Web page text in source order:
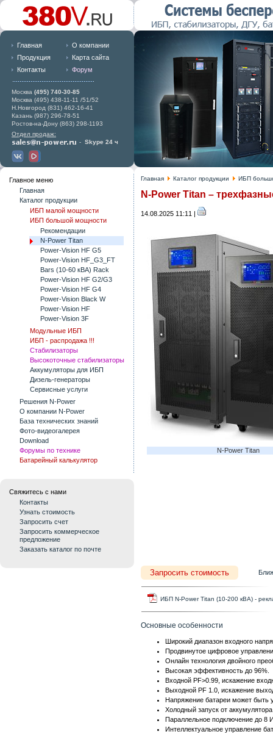
Главная
О компании
Продукция
Карта сайта
Контакты
Форум
Москва (495) 740-30-85
Москва (495) 438-11-11 /51/52
Н.Новгород (831) 462-16-41
Казань (987) 296-78-51
Ростов-на-Дону (863) 298-1193
Отдел продаж:
- Skype 24 ч
Главное меню
Главная
Каталог продукции
ИБП малой мощности
ИБП большой мощности
Рекомендации
N-Power Titan
Power-Vision HF G5
Power-Vision HF_G3_FT
Bars (10-60 кВА) Rack
Power-Vision HF G2/G3
Power-Vision HF G4
Power-Vision Black W
Power-Vision HF
Power-Vision 3F
Модульные ИБП
ИБП - распродажа !!!
Стабилизаторы
Высокоточные стабилизаторы
Аккумуляторы для ИБП
Дизель-генераторы
Сервисные услуги
Решения N-Power
О компании N-Power
База технических знаний
Фото-видеогалерея
Download
Форумы по технике
Батарейный калькулятор
Свяжитесь с нами
Контакты
Узнать стоимость
Запросить счет
Запросить коммерческое
предложение
Заказать каталог по почте
Главная Каталог продукции ИБП
N-Power Titan –
14.08.2025 11:11 |
N-Power Titan
Запросить стоимость
ИБП N-Power Titan (10-200 кВА) -
Основные особенности
Широкий диапазон входного
Продвинутое цифровое
Онлайн технология двойного
Высокая эффективность до 96%.
Входной PF>0.99, искажение
Выходной PF 1.0, искажение
Напряжение батареи может быть
Холодный запуск от
Параллельное подключение до 8
Интеллектуальное управление